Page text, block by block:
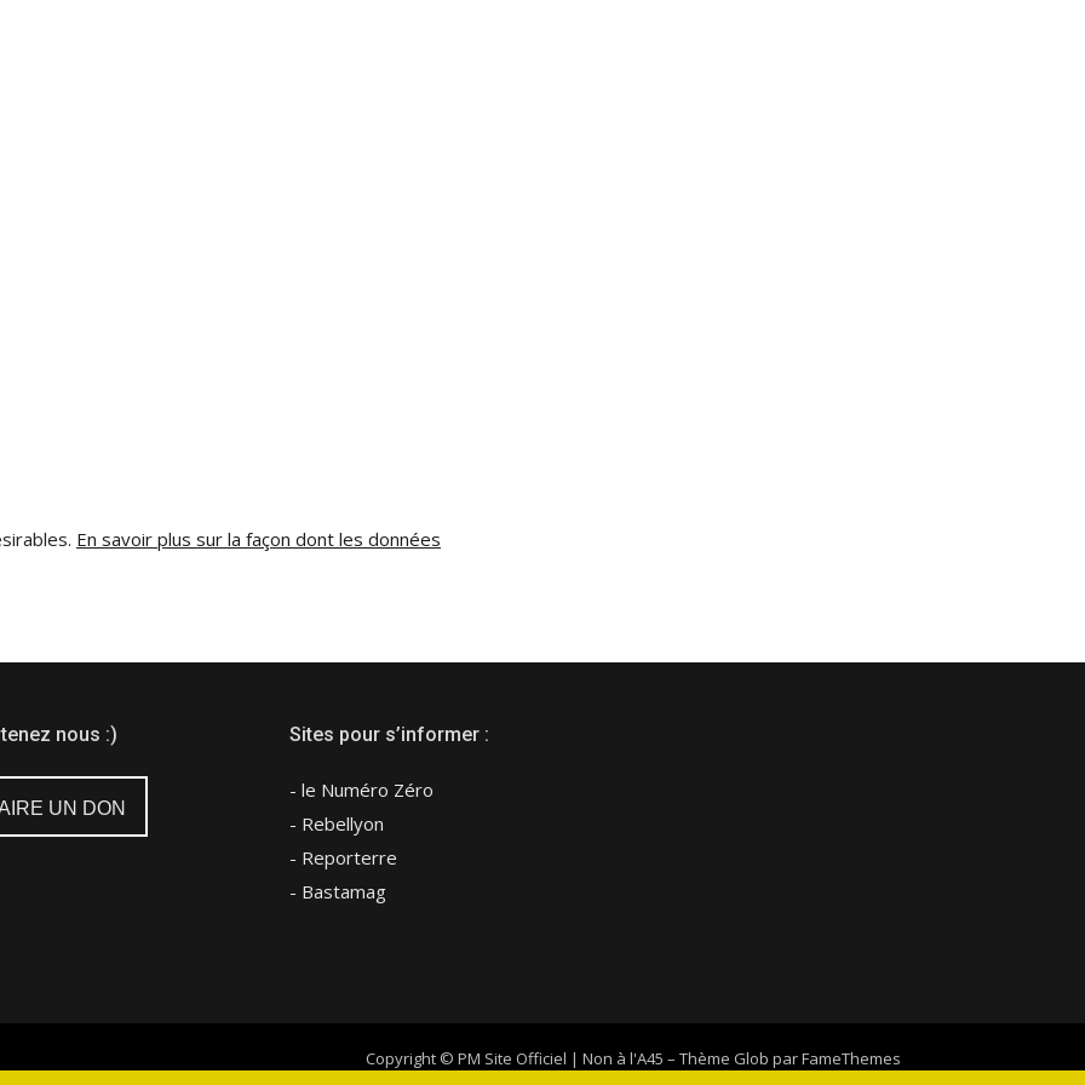
En savoir plus sur la façon dont les données
nous :)
UN DON
Sites pour s’informer :
- le Numéro Zéro
- Rebellyon
- Reporterre
- Bastamag
Copyright © PM Site Officiel | Non à l'A45 – Thème Glob parFameThemes